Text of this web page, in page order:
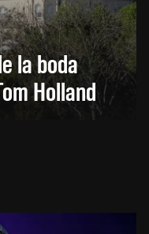
la boda
Holland